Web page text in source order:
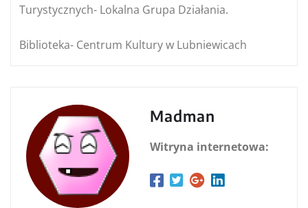
Turystycznych- Lokalna Grupa Działania.
Biblioteka- Centrum Kultury w Lubniewicach
Madman
Witryna internetowa: